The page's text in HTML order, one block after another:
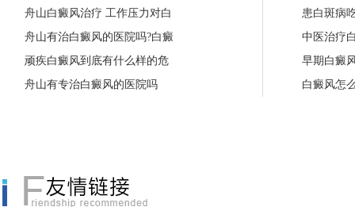
舟山白癜风治疗 工作压力对白
舟山有治白癜风的医院吗?白癜
顽疾白癜风到底有什么样的危
舟山有专治白癜风的医院吗
患白斑病
中医治疗
早期白癜
白癜风怎